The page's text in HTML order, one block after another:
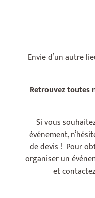
Envie d’un autre
Retrouvez toutes
Si vous
événement,
de devis ! Pour
organiser un
et